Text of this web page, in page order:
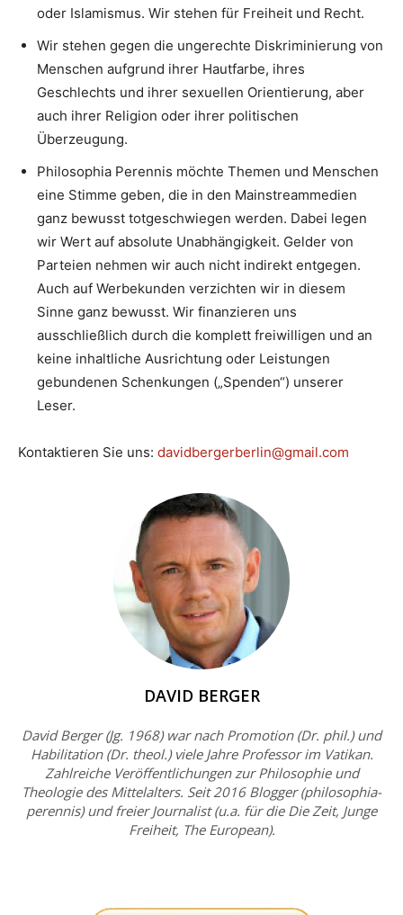
oder Islamismus. Wir stehen für Freiheit und Recht.
Wir stehen gegen die ungerechte Diskriminierung von
Menschen aufgrund ihrer Hautfarbe, ihres
Geschlechts und ihrer sexuellen Orientierung, aber
auch ihrer Religion oder ihrer politischen
Überzeugung.
Philosophia Perennis möchte Themen und Menschen
eine Stimme geben, die in den Mainstreammedien
ganz bewusst totgeschwiegen werden. Dabei legen
wir Wert auf absolute Unabhängigkeit. Gelder von
Parteien nehmen wir auch nicht indirekt entgegen.
Auch auf Werbekunden verzichten wir in diesem
Sinne ganz bewusst. Wir finanzieren uns
ausschließlich durch die komplett freiwilligen und an
keine inhaltliche Ausrichtung oder Leistungen
gebundenen Schenkungen („Spenden“) unserer
Leser.
Kontaktieren Sie uns: davidbergerberlin@gmail.com
DAVID BERGER
David Berger (Jg. 1968) war nach Promotion (Dr. phil.) und
Habilitation (Dr. theol.) viele Jahre Professor im Vatikan.
Zahlreiche Veröffentlichungen zur Philosophie und
Theologie des Mittelalters. Seit 2016 Blogger (philosophia-
perennis) und freier Journalist (u.a. für die Die Zeit, Junge
Freiheit, The European).